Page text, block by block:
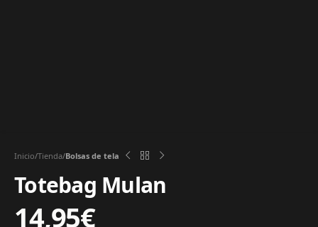
Inicio Tienda Bolsas de tela
Totebag Mulan
14,95€